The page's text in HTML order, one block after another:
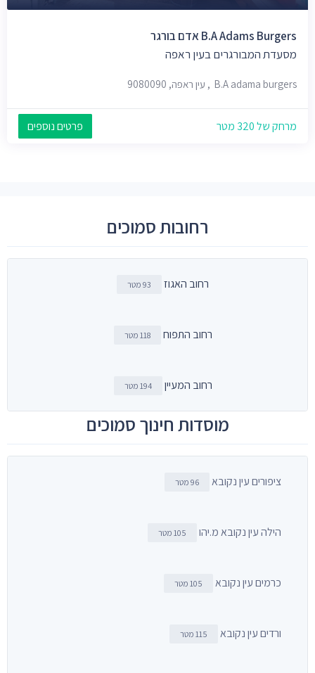
B.A Adams Burgers אדם בורגר
מסעדת המבורגרים בעין ראפה
B.A adama burgers, עין ראפה, 9080090
מרחק של 320 מטר פרטים נוספים
רחובות סמוכים
רחוב האגוז 93 מטר
רחוב התפוח 118 מטר
רחוב המעיין 194 מטר
מוסדות חינוך סמוכים
ציפורים עין נקובא 96 מטר
הילה עין נקובא מ.יהו 105 מטר
כרמים עין נקובא 105 מטר
ורדים עין נקובא 115 מטר